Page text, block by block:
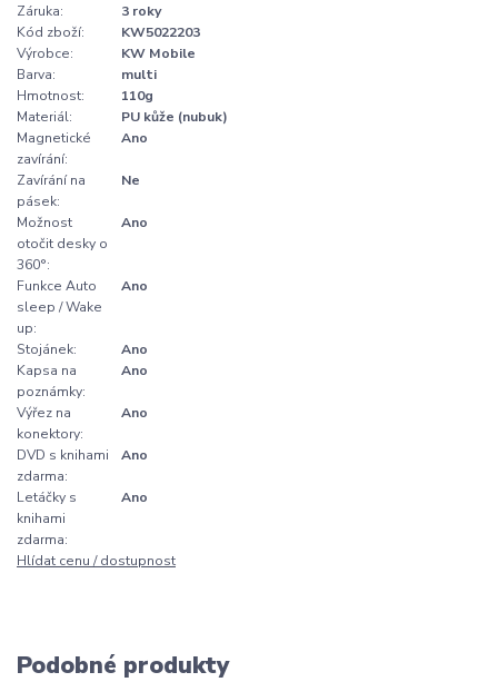
Záruka:
3 roky
Kód zboží:
KW5022203
Výrobce:
KW Mobile
Barva:
multi
Hmotnost:
110g
Materiál:
PU kůže (nubuk)
Magnetické
zavírání:
Ano
Zavírání na
pásek:
Ne
Možnost
otočit desky o
360°:
Ano
Funkce Auto
sleep / Wake
up:
Ano
Stojánek:
Ano
Kapsa na
poznámky:
Ano
Výřez na
konektory:
Ano
DVD s knihami
zdarma:
Ano
Letáčky s
knihami
zdarma:
Ano
Hlídat cenu / dostupnost
Podobné produkty